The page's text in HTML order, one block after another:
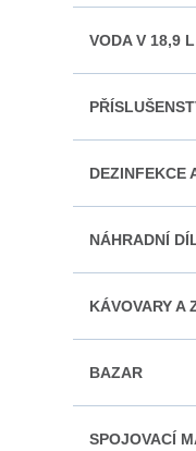
VODA V 18,9
DEZINFEKCE
NÁHRADNÍ
KÁVOVARY A
BAZAR
SPOJOVACÍ